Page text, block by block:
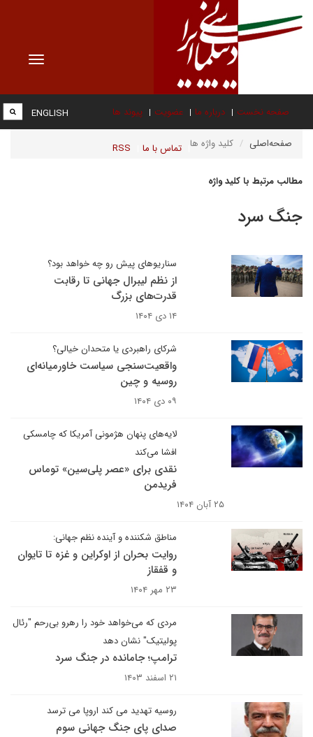
Toggle
صفحه نخست درباره ما عضویت پیوند ها
تماس با ما RSS
ENGLISH
صفحه‌اصلی کلید واژه ها
مطالب مرتبط با کلید واژه
جنگ سرد
سناریوهای پیش رو چه خواهد بود؟
از نظم لیبرال جهانی تا رقابت
قدرت‌های بزرگ
۱۴ دی ۱۴۰۴
شرکای راهبردی یا متحدان خیالی؟
واقعیت‌سنجی سیاست خاورمیانه‌ای
روسیه و چین
۰۹ دی ۱۴۰۴
‌لایه‌های پنهان هژمونی آمریکا که چامسکی
افشا می‌کند
نقدی برای «عصر پلی‌سین» توماس
فریدمن
۲۵ آبان ۱۴۰۴
مناطق شکننده و آینده نظم جهانی:
روایت بحران از اوکراین و غزه تا تایوان
و قفقاز
۲۳ مهر ۱۴۰۴
مردی که می‌خواهد خود را رهرو بی‌رحم "رئال
پولیتیک" نشان دهد
ترامپ؛ جامانده در جنگ سرد
۲۱ اسفند ۱۴۰۳
روسیه تهدید می کند اروپا می ترسد
صدای پای جنگ جهانی سوم